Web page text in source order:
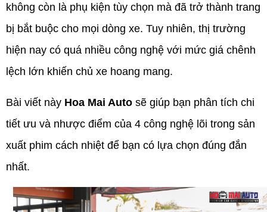
không còn là phụ kiện tùy chọn mà đã trở thành trang
bị bắt buộc cho mọi dòng xe. Tuy nhiên, thị trường
hiện nay có quá nhiều công nghệ với mức giá chênh
lệch lớn khiến chủ xe hoang mang.
Bài viết này Hoa Mai Auto sẽ giúp bạn phân tích chi
tiết ưu và nhược điểm của 4 công nghệ lõi trong sản
xuất phim cách nhiệt để bạn có lựa chọn đúng đắn
nhất.